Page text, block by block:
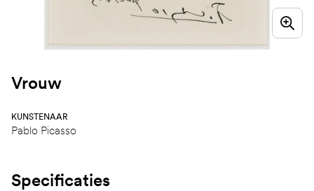
Vrouw
KUNSTENAAR
Pablo Picasso
Specificaties